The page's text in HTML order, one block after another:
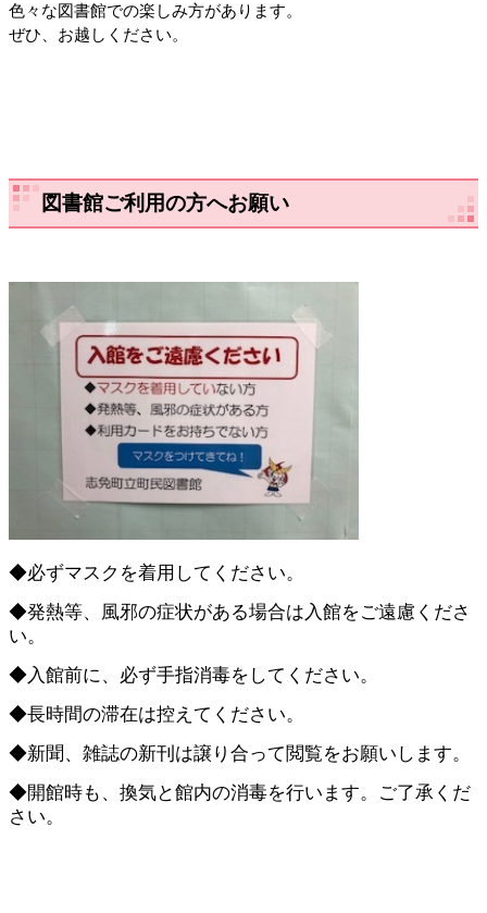
色々な図書館での楽しみ方があります。
ぜひ、お越しください。
図書館ご利用の方へお願い
◆必ずマスクを着用してください。
◆発熱等、風邪の症状がある場合は入館をご遠慮くださ
い。
◆入館前に、必ず手指消毒をしてください。
◆長時間の滞在は控えてください。
◆新聞、雑誌の新刊は譲り合って閲覧をお願いします。
◆開館時も、換気と館内の消毒を行います。ご了承くだ
さい。